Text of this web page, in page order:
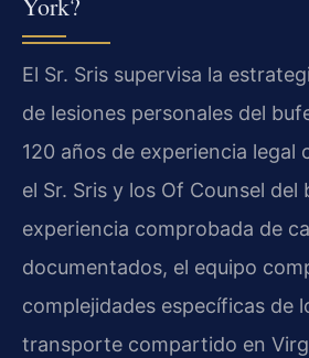
York?
El Sr. Sris supervisa la
de lesiones personales del
120 años de experiencia legal
el Sr. Sris y los Of Counsel del
experiencia comprobada de
documentados, el equipo
complejidades específicas de
transporte compartido en